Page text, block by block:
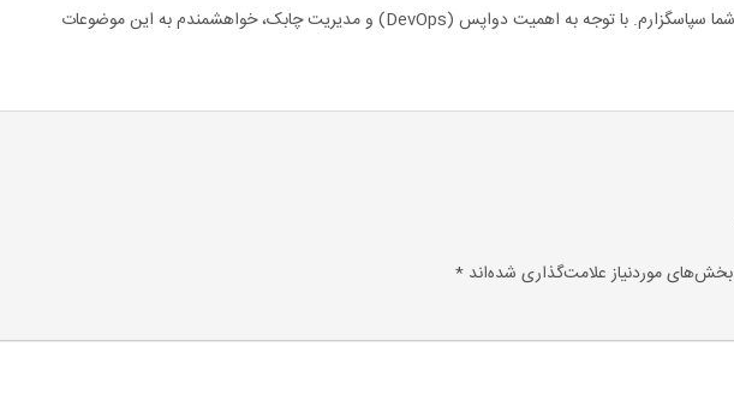
از اشتراک مطالب با کیفیت شما سپاسگزارم. با توجه به اهمیت دواپس (DevOps) و مدیریت چابک، خواهشمندم به این موضوعات
بخش‌های موردنیاز علامت‌گذاری شده‌اند*